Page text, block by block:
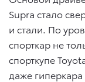
Supra стало
и стали. По
спорткар не
спорткупе
даже гиперкара